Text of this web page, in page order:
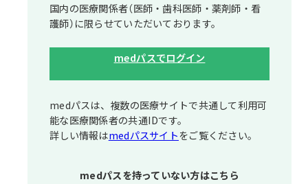
国内の医療関係者（医師・歯科医師・薬剤師・看
護師）に限らせていただいております。
medパスでログイン
medパスは、複数の医療サイトで共通して利⽤可
能な医療関係者の共通IDです。
詳しい情報はmedパスサイトをご覧ください。
medパスを持っていない⽅はこちら